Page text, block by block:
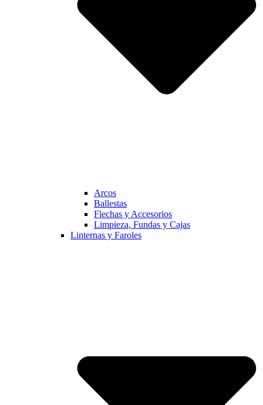
Arcos
Ballestas
Flechas y Accesorios
Limpieza, Fundas y Cajas
Linternas y Faroles